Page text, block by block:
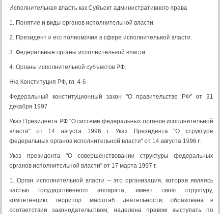
Исполнительная власть как Субъект административного права
1. Понятие и виды органов исполнительной власти.
2. Президент и его полномочия в сфере исполнительной власти.
3. Федеральные органы исполнительной власти.
4. Органы исполнительной субъектов РФ.
Н/а Конституция РФ, гл. 4-6
Федеральный конституционный закон "О правительстве РФ" от 31
декабря 1997
Указ Президента РФ "О системе федеральных органов исполнительной
власти" от 14 августа 1996 г. Указ Президента "О структуре
федеральных органов исполнительной власти" от 14 августа 1996 г.
Указ президента "О совершенствовании структуры федеральных
органов исполнительной власти" от 17 марта 1997 г.
1. Орган исполнительной власти – это организация, которая являясь
частью государственного аппарата, имеет свою структуру,
компетенцию, территор. масштаб. деятельности, образована в
соответствии законодательством, наделена правом выступать по